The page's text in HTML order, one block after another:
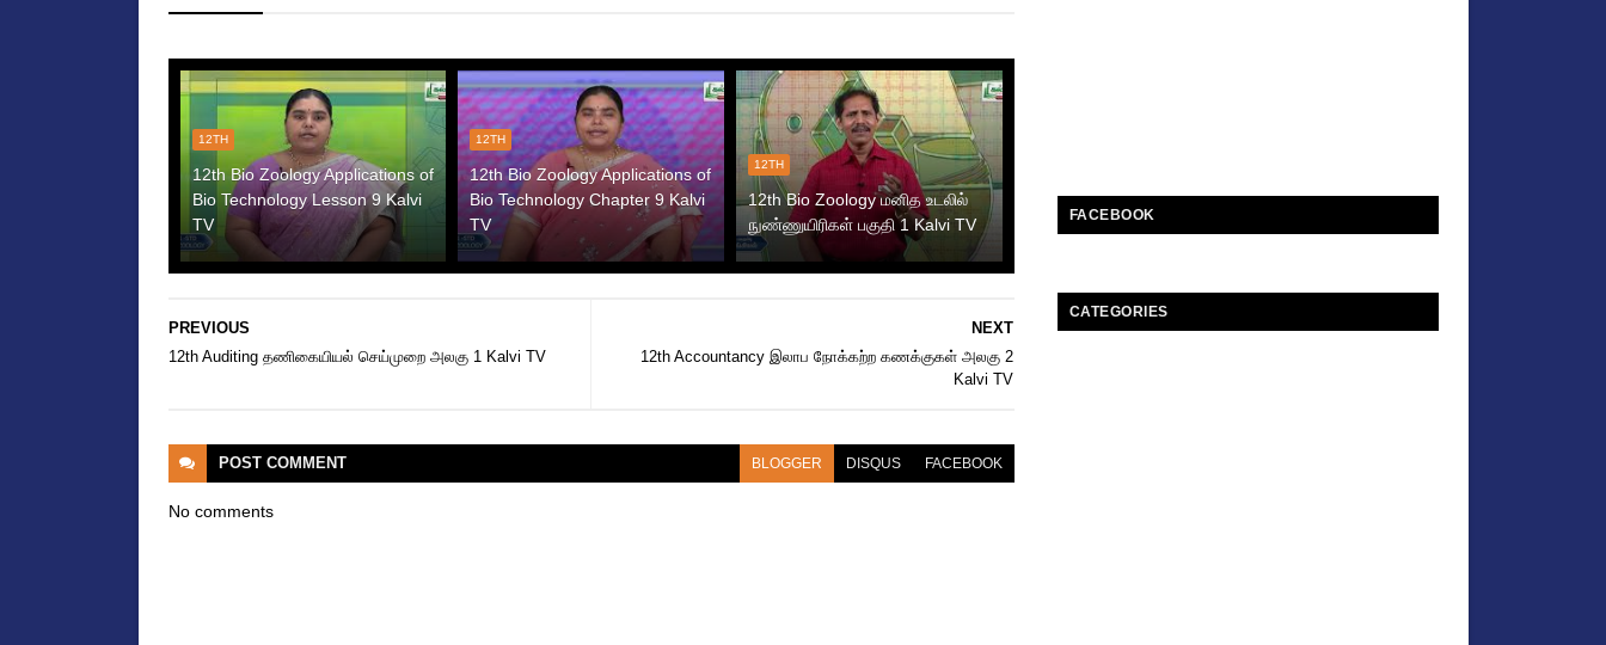
12TH
12th Bio Zoology Applications of
Bio Technology Lesson 9 Kalvi
TV
12TH
12th Bio Zoology Applications of
Bio Technology Chapter 9 Kalvi
TV
12TH
12th Bio Zoology மனித உடலில்
நுண்ணுயிரிகள் பகுதி 1 Kalvi TV
NEXT
12th Accountancy இலாப நோக்கற்ற கணக்குகள் அலகு 2
Kalvi TV
PREVIOUS
12th Auditing தணிகையியல் செய்முறை அலகு 1 Kalvi TV
POST COMMENT BLOGGER DISQUS FACEBOOK
No comments
FACEBOOK
CATEGORIES